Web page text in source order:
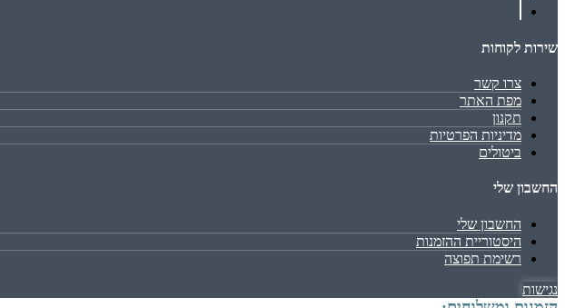
שירות לקוחות
צרו קשר
מפת האתר
תקנון
מדיניות הפרטיות
ביטולים
החשבון שלי
החשבון שלי
היסטוריית ההזמנות
רשימת תפוצה
נגישות